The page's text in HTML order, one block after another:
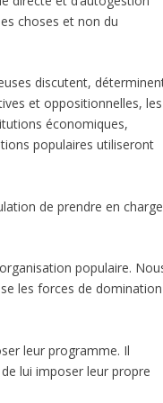
choses et non du
discutent,
et oppositionnelles, les
économiques,
populaires utiliseront
de prendre en charge
populaire.
les forces de domination
leur programme. Il
lui imposer leur propre